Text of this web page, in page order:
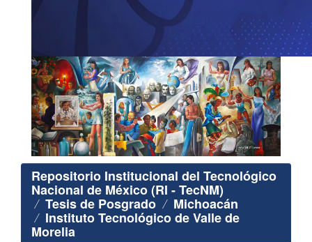
Repositorio Institucional del Tecnológico
Nacional de México (RI - TecNM)
Tesis de Posgrado Michoacán
Instituto Tecnológico de Valle de
Morelia